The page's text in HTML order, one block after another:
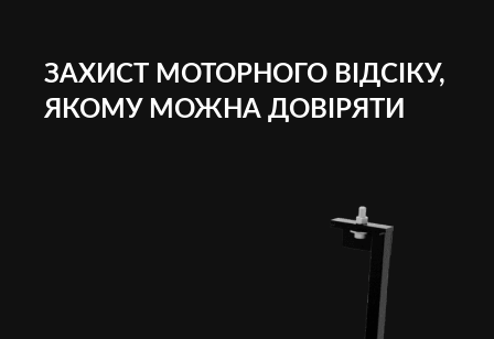
ЗАХИСТ МОТОРНОГО ВІДСІКУ,
ЯКОМУ МОЖНА ДОВІРЯТИ